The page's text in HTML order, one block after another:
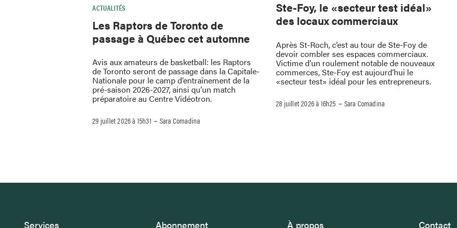
ACTUALITÉS
Les Raptors de Toronto de
passage à Québec cet automne
Avis aux amateurs de basketball: les Raptors
de Toronto seront de passage dans la Capitale-
Nationale pour le camp d’entraînement de la
pré-saison 2026-2027, ainsi qu’un match
préparatoire au Centre Vidéotron.
29 juillet 2026 à 15h31 –Sara Comadina
Ste-Foy, le «secteur test idéal»
des locaux commerciaux
Après St-Roch, c’est au tour de Ste-Foy de
devoir combler ses espaces commerciaux.
Victime d’un roulement notable de nouveaux
commerces, Ste-Foy est aujourd’hui le
«secteur test» idéal pour les entrepreneurs.
28 juillet 2026 à 16h25 –Sara Comadina
Services Abonnement À propos Contact